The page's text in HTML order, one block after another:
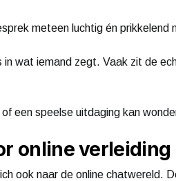
meteen luchtig én prikkelend
wat iemand zegt. Vaak zit de
een speelse uitdaging kan
online verleiding
ook naar de online chatwereld.